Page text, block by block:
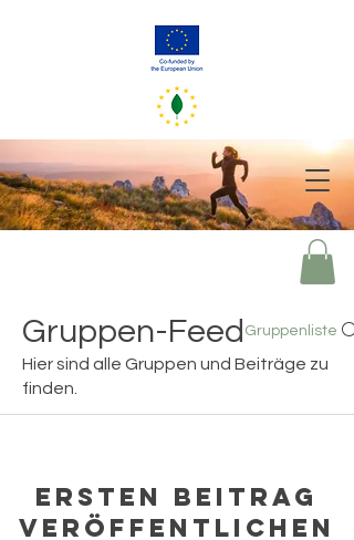
Gruppen-Feed Gruppenliste
Hier sind alle Gruppen und Beiträge zu
finden.
Ersten Beitrag
veröffentlichen